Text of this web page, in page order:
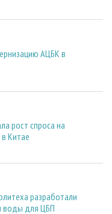
АЦБК в
рост спроса на
Китае
разработали
воды для ЦБП